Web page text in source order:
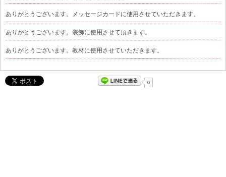
ありがとうございます。メッセージカードに使用させていただきます。
ありがとうございます。装飾に使用させて頂きます。
ありがとうございます。教材に使用させていただきます。
0